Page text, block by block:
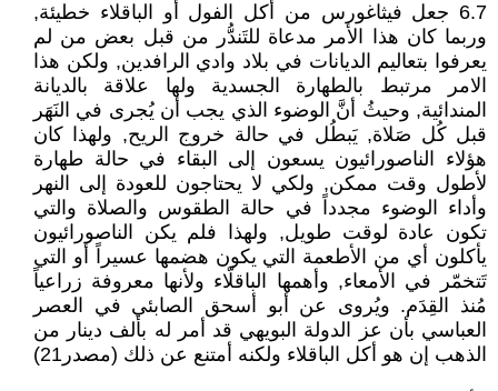
6.7 جعل فيثاغورس من أكل الفول أو الباقلاء خطيئة,
وربما كان هذا الأمر مدعاة للتَندُّر من قبل بعض من لم
يعرفوا بتعاليم الديانات في بلاد وادي الرافدين, ولكن هذا
الامر مرتبط بالطهارة الجسدية ولها علاقة بالديانة
المندائية, وحيثُ أنَّ الوضوء الذي يجب أن يُجرى في النَهَر
قبل كُل صَلاة, يَبطُل في حالة خروج الريح, ولهذا كان
هؤلاء الناصورائيون يسعون إلى البقاء في حالة طهارة
لأطول وقت ممكن, ولكي لا يحتاجون للعودة إلى النهر
وأداء الوضوء مجدداً في حالة الطقوس والصلاة والتي
تكون عادة لوقت طويل, ولهذا فلم يكن الناصورائيون
يأكلون أي من الأطعمة التي يكون هضمها عسيراً أو التي
تَتخمّر في الأمعاء, وأهمها الباقلّاء ولأنها معروفة زراعياً
مُنذ القِدَم. ويُروى عن أبو أسحق الصابئي في العصر
العباسي بأن عز الدولة البويهي قد أمر له بألف دينار من
الذهب إن هو أكل الباقلاء ولكنه أمتنع عن ذلك (مصدر21)